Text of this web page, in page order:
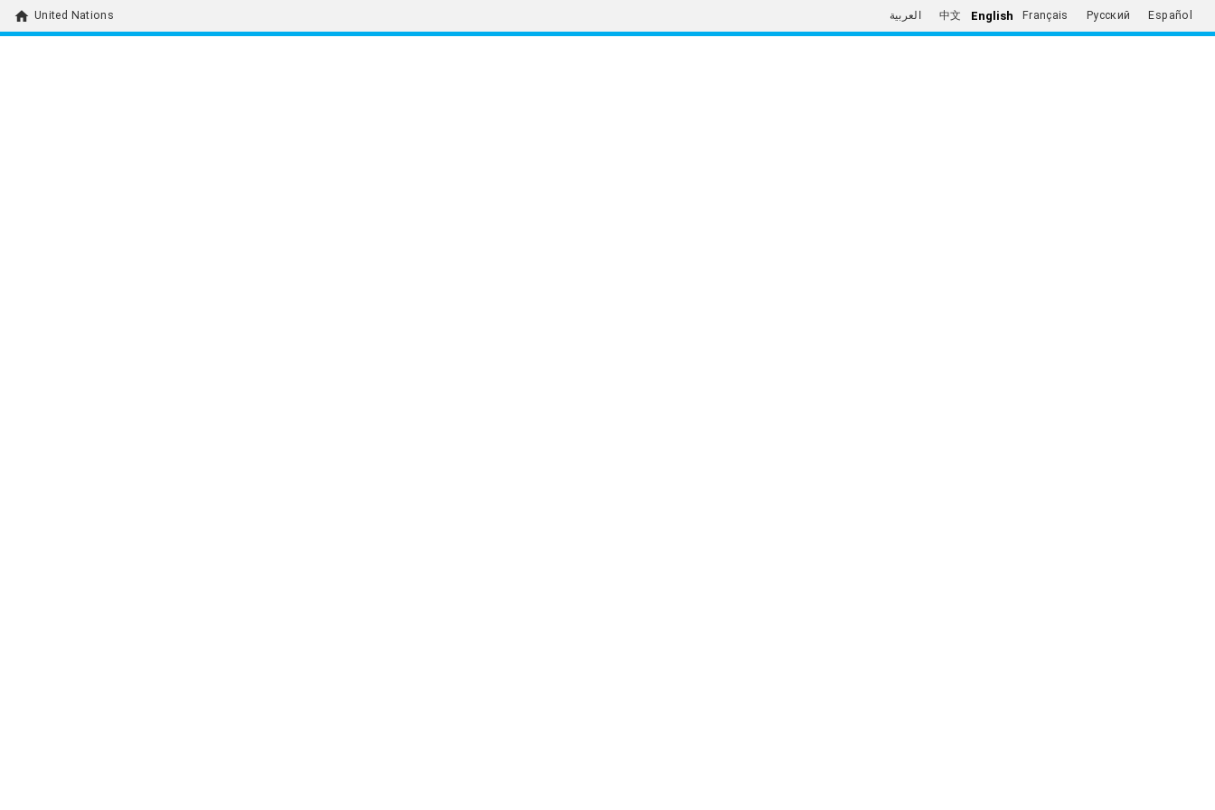
home United Nations العربية 中文 English Français Русский Español